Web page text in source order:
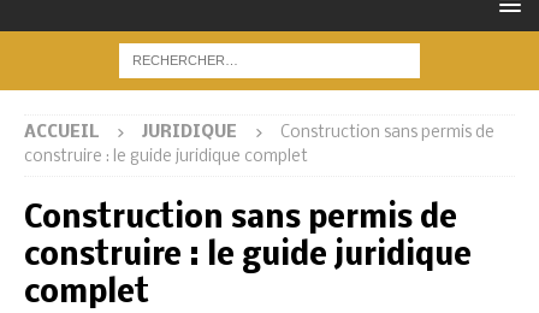
ACCUEIL JURIDIQUE
Construction sans permis de
construire : le guide juridique complet
Construction sans permis de
construire : le guide juridique
complet